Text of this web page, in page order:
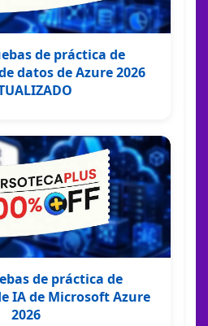
de práctica de
datos de Azure 2026
de práctica de
IA de Microsoft Azure
2026